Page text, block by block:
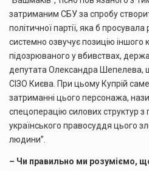
затриманим СБУ за спробу
політичної партії, яка б просувала
системно озвучує позицію іншого
підозрюваного у вбивствах,
депутата Олександра Шепелева,
СІЗО Києва. При цьому Купрій
затриманні цього персонажа,
спецоперацію силових структур
українського правосуддя цього
людини”.
– Чи правильно ми розуміємо,